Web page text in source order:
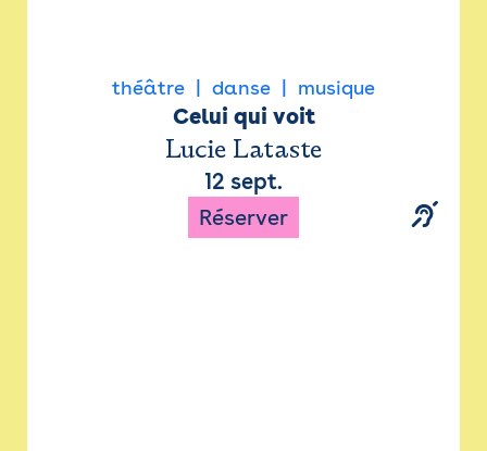
théâtre danse musique
Celui qui voit
Lucie Lataste
12 sept.
Réserver